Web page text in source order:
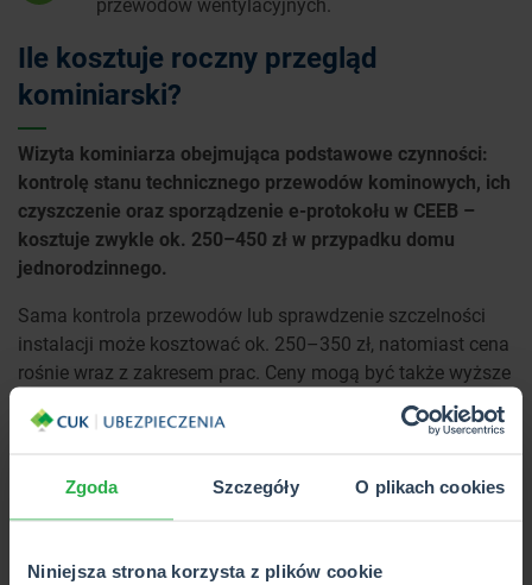
Zgoda Szczegóły O plikach cookies
Niniejsza strona korzysta z plików cookie
Ile kosztuje roczny przegląd
kominiarski?
Wizyta kominiarza obejmująca podstawowe czynności:
kontrolę stanu technicznego przewodów kominowych, ich
czyszczenie oraz sporządzenie e-protokołu w CEEB –
kosztuje zwykle ok. 250–450 zł w przypadku domu
jednorodzinnego.
Sama kontrola przewodów lub sprawdzenie szczelności
instalacji może kosztować ok. 250–350 zł, natomiast cena
rośnie wraz z zakresem prac. Ceny mogą być także wyższe
w dużych miastach, takich jak Warszawa, Kraków czy
Gdańsk. Za przeglądy kominiarskie płaci właściciel
Wskazane niżej składniki usługi mogą regulować końcową